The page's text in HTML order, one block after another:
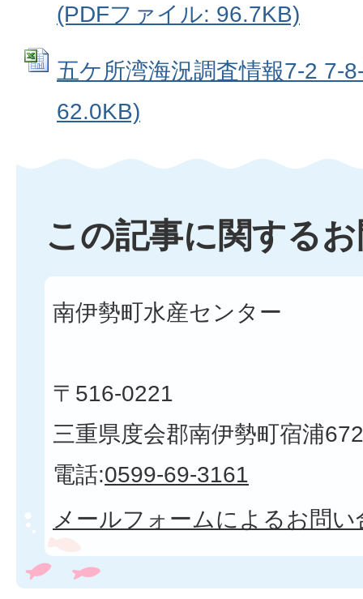
(PDFファイル: 96.7KB)
五ケ所湾海況調査情報7-2 7-
62.0KB)
この記事に関する
南伊勢町水産センター
〒516-0221
三重県度会郡南伊勢町宿浦
電話:0599-69-3161
メールフォームによるお問い